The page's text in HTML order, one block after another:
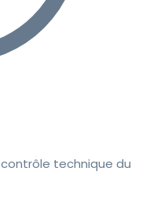
technique du